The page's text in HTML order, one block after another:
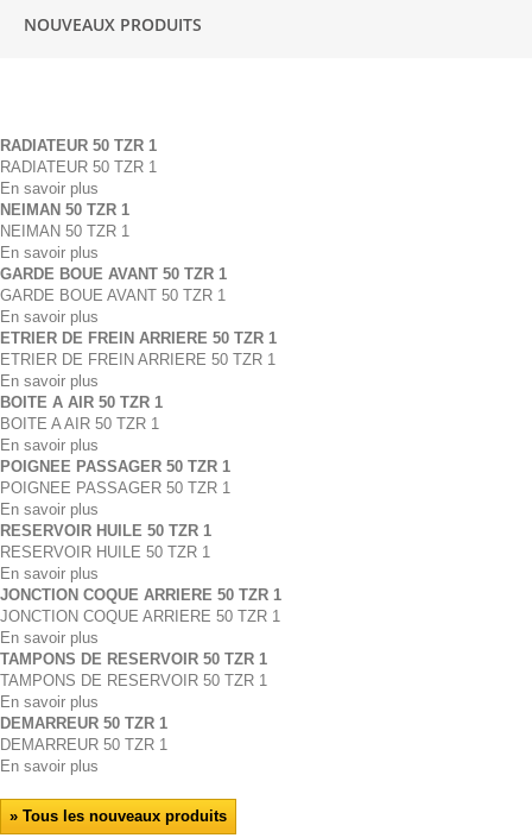
NOUVEAUX PRODUITS
RADIATEUR 50 TZR 1
RADIATEUR 50 TZR 1
En savoir plus
NEIMAN 50 TZR 1
NEIMAN 50 TZR 1
En savoir plus
GARDE BOUE AVANT 50 TZR 1
GARDE BOUE AVANT 50 TZR 1
En savoir plus
ETRIER DE FREIN ARRIERE 50 TZR 1
ETRIER DE FREIN ARRIERE 50 TZR 1
En savoir plus
BOITE A AIR 50 TZR 1
BOITE A AIR 50 TZR 1
En savoir plus
POIGNEE PASSAGER 50 TZR 1
POIGNEE PASSAGER 50 TZR 1
En savoir plus
RESERVOIR HUILE 50 TZR 1
RESERVOIR HUILE 50 TZR 1
En savoir plus
JONCTION COQUE ARRIERE 50 TZR 1
JONCTION COQUE ARRIERE 50 TZR 1
En savoir plus
TAMPONS DE RESERVOIR 50 TZR 1
TAMPONS DE RESERVOIR 50 TZR 1
En savoir plus
DEMARREUR 50 TZR 1
DEMARREUR 50 TZR 1
En savoir plus
» Tous les nouveaux produits